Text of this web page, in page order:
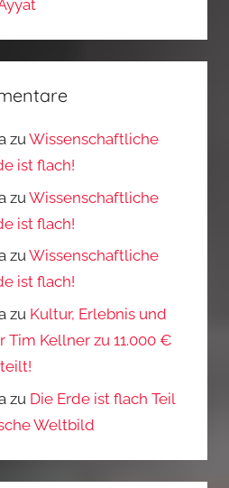
zuWissenschaftliche
ist flach!
zuWissenschaftliche
ist flach!
zuWissenschaftliche
ist flach!
zu Kultur, Erlebnis und
Tim Kellner zu 11.000 €
zu Die Erde ist flach Teil
Weltbild